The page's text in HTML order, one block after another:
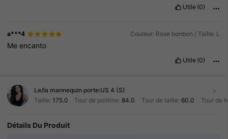
niñ asondela
aveces
llega antes
Utile (0)
a***4 Couleur: Rose bonbon / Taille: L
Meencanto
Utile (0)
Le/la mannequin porte:US 4 (S)
Taille: 175.0 Tour de poitrine: 84.0 Tour de taille: 60.0 Tour de
Détails Du Produit